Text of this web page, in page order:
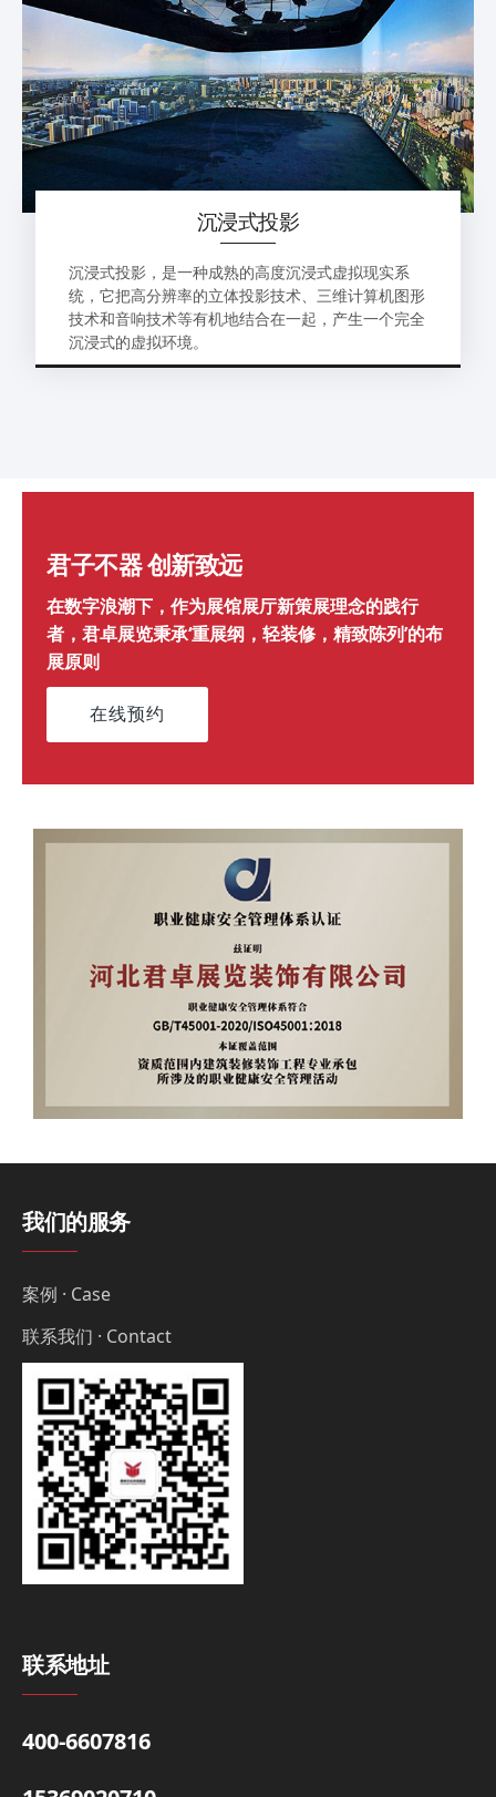
沉浸式投影
沉浸式投影，是一种成熟的高度沉浸式虚拟现实系
统，它把高分辨率的立体投影技术、三维计算机图形
技术和音响技术等有机地结合在一起，产生一个完全
沉浸式的虚拟环境。
君子不器 创新致远
在数字浪潮下，作为展馆展厅新策展理念的践行
者，君卓展览秉承‘重展纲，轻装修，精致陈列’的布
展原则
在线预约
我们的服务
案例 · Case
联系我们 · Contact
联系地址
400-6607816